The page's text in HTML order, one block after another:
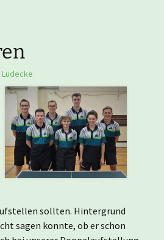
sollten. Hintergrund
sagen konnte, ob er schon